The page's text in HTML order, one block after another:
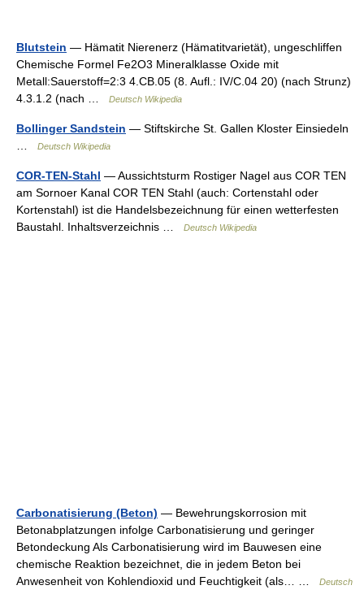
Blutstein — Hämatit Nierenerz (Hämatitvarietät), ungeschliffen
Chemische Formel Fe2O3 Mineralklasse Oxide mit
Metall:Sauerstoff=2:3 4.CB.05 (8. Aufl.: IV/C.04 20) (nach Strunz)
4.3.1.2 (nach …
Deutsch Wikipedia
Bollinger Sandstein — Stiftskirche St. Gallen Kloster Einsiedeln
Deutsch Wikipedia
COR-TEN-Stahl — Aussichtsturm Rostiger Nagel aus COR TEN
am Sornoer Kanal COR TEN Stahl (auch: Cortenstahl oder
Kortenstahl) ist die Handelsbezeichnung für einen wetterfesten
Baustahl. Inhaltsverzeichnis …
Deutsch Wikipedia
Carbonatisierung (Beton) — Bewehrungskorrosion mit
Betonabplatzungen infolge Carbonatisierung und geringer
Betondeckung Als Carbonatisierung wird im Bauwesen eine
chemische Reaktion bezeichnet, die in jedem Beton bei
Anwesenheit von Kohlendioxid und Feuchtigkeit (als… …
Deutsch